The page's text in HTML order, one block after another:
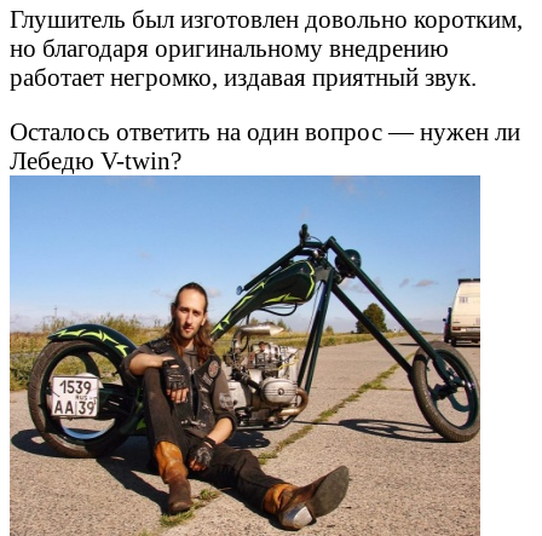
Глушитель был изготовлен довольно коротким,
но благодаря оригинальному внедрению
работает негромко, издавая приятный звук.
Осталось ответить на один вопрос — нужен ли
Лебедю V-twin?